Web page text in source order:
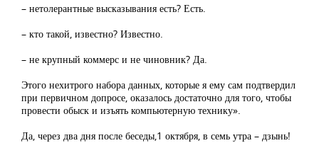
– нетолерантные высказывания есть? Есть.
– кто такой, известно? Известно.
– не крупный коммерс и не чиновник? Да.
Этого нехитрого набора данных, которые я ему сам подтвердил
при первичном допросе, оказалось достаточно для того, чтобы
провести обыск и изъять компьютерную технику».
Да, через два дня после беседы,1 октября, в семь утра – дзынь!